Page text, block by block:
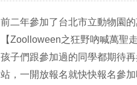
前二年參加了台北市立動物園
【Zoolloween之狂野吶喊萬聖
孩子們跟參加過的同學都期待
站，一開放報名就快快報名參加